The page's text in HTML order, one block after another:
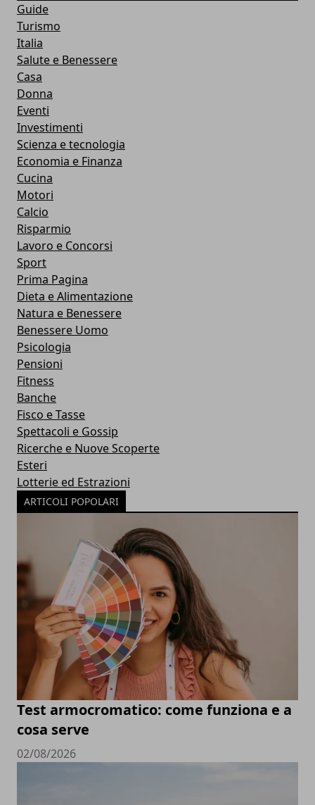
Guide
Turismo
Italia
Salute e Benessere
Casa
Donna
Eventi
Investimenti
Scienza e tecnologia
Economia e Finanza
Cucina
Motori
Calcio
Risparmio
Lavoro e Concorsi
Sport
Prima Pagina
Dieta e Alimentazione
Natura e Benessere
Benessere Uomo
Psicologia
Pensioni
Fitness
Banche
Fisco e Tasse
Spettacoli e Gossip
Ricerche e Nuove Scoperte
Esteri
Lotterie ed Estrazioni
ARTICOLI POPOLARI
Test armocromatico: come funziona e a
cosa serve
02/08/2026